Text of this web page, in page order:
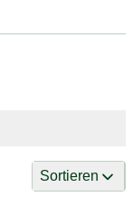
Sortieren